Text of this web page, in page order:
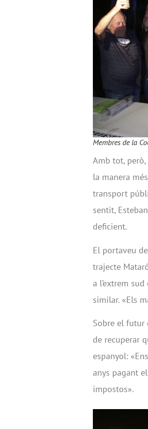
Membres de la
Amb tot,
la manera
transport
sentit,
deficient.
El portaveu
trajecte
a l’extrem
similar. «Els
Sobre el futur
de recuperar
espanyol:
anys pagant
impostos».